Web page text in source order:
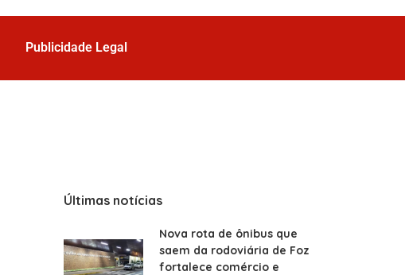
Publicidade Legal
Últimas notícias
Nova rota de ônibus que
saem da rodoviária de Foz
fortalece comércio e